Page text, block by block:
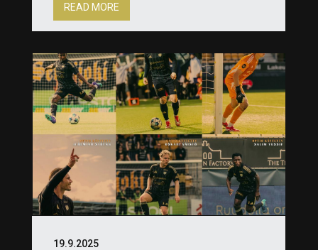
READ MORE
19.9.2025